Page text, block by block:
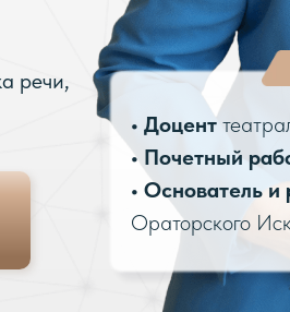
речи,
• Доцент
• Почетный
• Основатель и
Ораторского